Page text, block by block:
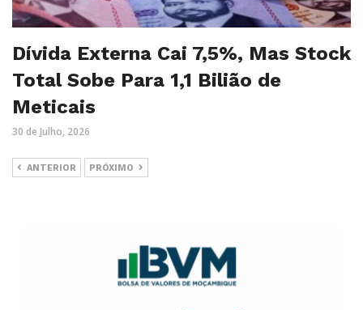
Dívida Externa Cai 7,5%, Mas Stock
Total Sobe Para 1,1 Bilião de
Meticais
30 de Julho, 2026
ANTERIOR PRÓXIMO